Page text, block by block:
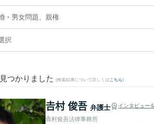
・男女問題、親権
択
つかりました (検索結果について詳しくは こちら)
𠮷村 俊吾 弁護士 インタビュー
𠮷村俊吾法律事務所